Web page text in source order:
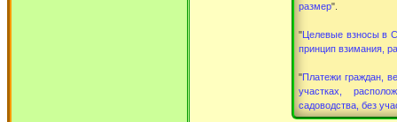
размер".
"Целевые взносы в
принцип взимания,
"Платежи граждан,
участках,
садоводства, без